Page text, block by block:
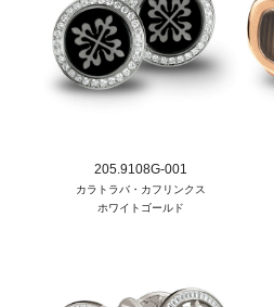
205.9108G-001
カラトラバ・カフリンクス
ホワイトゴールド